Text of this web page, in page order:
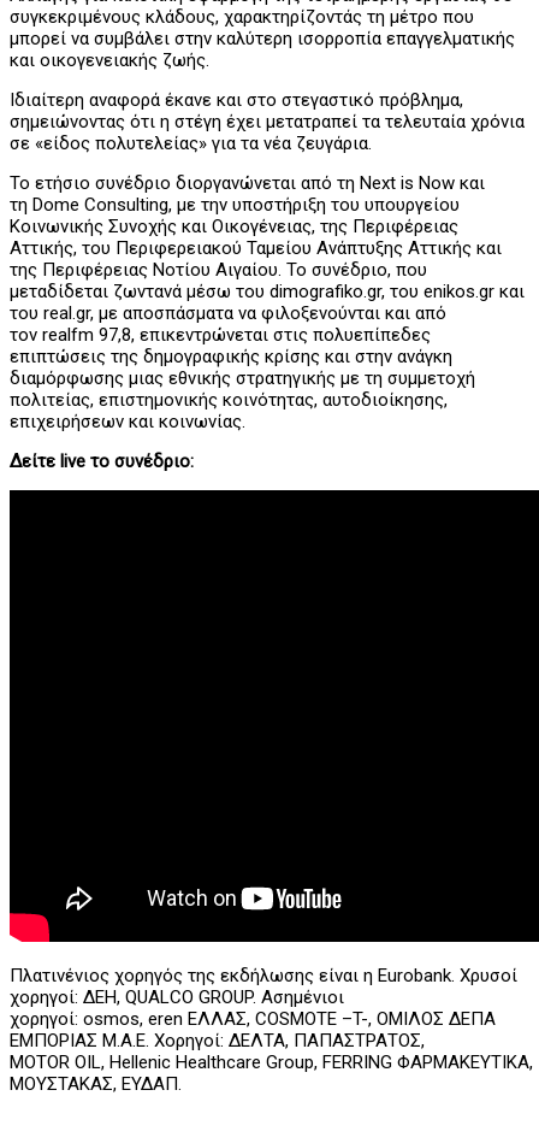
συγκεκριμένους κλάδους, χαρακτηρίζοντάς τη μέτρο που
μπορεί να συμβάλει στην καλύτερη ισορροπία επαγγελματικής
και οικογενειακής ζωής.
Ιδιαίτερη αναφορά έκανε και στο στεγαστικό πρόβλημα,
σημειώνοντας ότι η στέγη έχει μετατραπεί τα τελευταία χρόνια
σε «είδος πολυτελείας» για τα νέα ζευγάρια.
Το ετήσιο συνέδριο διοργανώνεται από τη Next is Now και
τη Dome Consulting, με την υποστήριξη του υπουργείου
Κοινωνικής Συνοχής και Οικογένειας, της Περιφέρειας
Αττικής, του Περιφερειακού Ταμείου Ανάπτυξης Αττικής και
της Περιφέρειας Νοτίου Αιγαίου. Το συνέδριο, που
μεταδίδεται ζωντανά μέσω του dimografiko.gr, του enikos.gr και
του real.gr, με αποσπάσματα να φιλοξενούνται και από
τον realfm 97,8, επικεντρώνεται στις πολυεπίπεδες
επιπτώσεις της δημογραφικής κρίσης και στην ανάγκη
διαμόρφωσης μιας εθνικής στρατηγικής με τη συμμετοχή
πολιτείας, επιστημονικής κοινότητας, αυτοδιοίκησης,
επιχειρήσεων και κοινωνίας.
Δείτε live το συνέδριο:
Πλατινένιος χορηγός της εκδήλωσης είναι η Eurobank. Χρυσοί
χορηγοί: ΔΕΗ, QUALCO GROUP. Ασημένιοι
χορηγοί: osmos, eren ΕΛΛΑΣ, COSMOTE –T-, ΟΜΙΛΟΣ ΔΕΠΑ
ΕΜΠΟΡΙΑΣ Μ.Α.Ε. Χορηγοί: ΔΕΛΤΑ, ΠΑΠΑΣΤΡΑΤΟΣ,
ΜOTOR OIL, Hellenic Healthcare Group, FERRING ΦΑΡΜΑΚΕΥΤΙΚΑ,
ΜΟΥΣΤΑΚΑΣ, ΕΥΔΑΠ.